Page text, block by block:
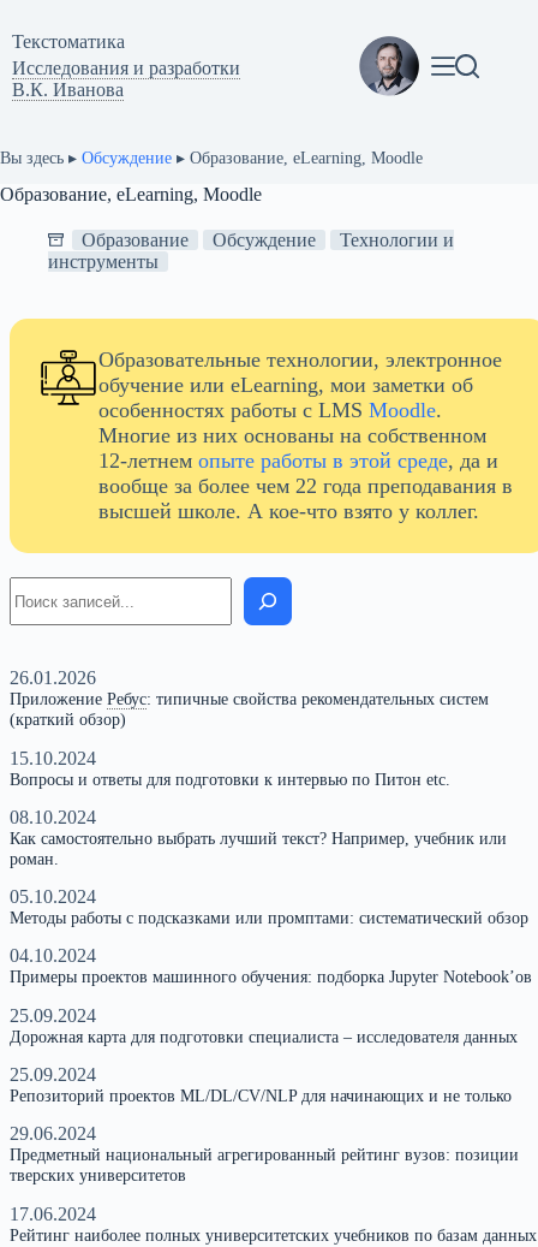
сути
Текстоматикa
Исследования и разработки
В.К. Иванова
Вы здесь ▸ Обсуждение ▸ Образование, eLearning, Moodle
Образование, eLearning, Moodle
Образование Обсуждение
Технологии и
инструменты
Образовательные технологии, электронное
обучение или eLearning, мои заметки об
особенностях работы с LMS Moodle.
Многие из них основаны на собственном
12-летнем опыте работы в этой среде, да и
вообще за более чем 22 года преподавания в
высшей школе. А кое-что взято у коллег.
26.01.2026
Приложение Ребус: типичные свойства рекомендательных систем
(краткий обзор)
15.10.2024
Вопросы и ответы для подготовки к интервью по Питон etc.
08.10.2024
Как самостоятельно выбрать лучший текст? Например, учебник или
роман.
05.10.2024
Методы работы с подсказками или промптами: систематический обзор
04.10.2024
Примеры проектов машинного обучения: подборка Jupyter Notebook’ов
25.09.2024
Дорожная карта для подготовки специалиста – исследователя данных
25.09.2024
Репозиторий проектов ML/DL/CV/NLP для начинающих и не только
29.06.2024
Предметный национальный агрегированный рейтинг вузов: позиции
тверских университетов
17.06.2024
Рейтинг наиболее полных университетских учебников по базам данных